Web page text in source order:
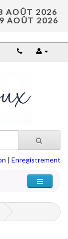
AOÛT 2026
AOÛT 2026
| Enregistrement